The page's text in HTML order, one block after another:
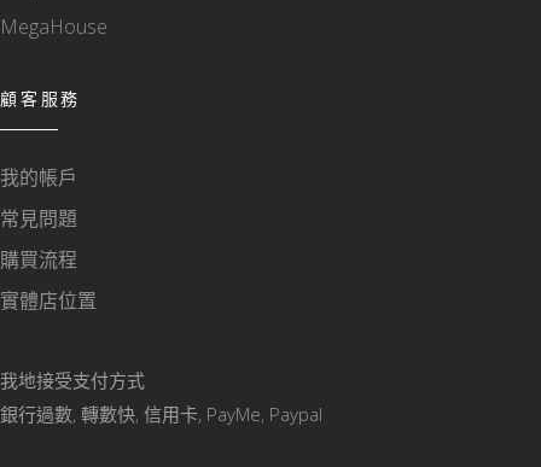
MegaHouse
顧客服務
我的帳戶
常見問題
購買流程
實體店位置
我地接受支付方式
銀行過數, 轉數快, 信用卡, PayMe, Paypal